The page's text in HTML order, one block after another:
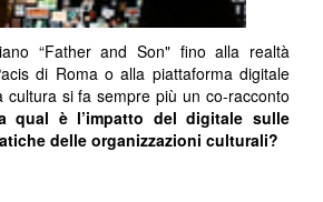
“Father and Son" fino alla realtà
di Roma o alla piattaforma digitale
cultura si fa sempre più un co-racconto
qual è l’impatto del digitale sulle
delle organizzazioni culturali?